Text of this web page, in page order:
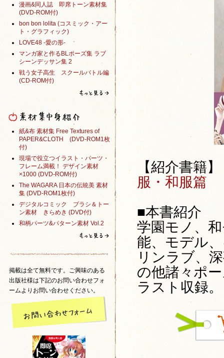
漫画&同人誌 即席トーン素材集
(DVD-ROM付)
bon bon lolita (コスミック・アー
ト・グラフィック)
LOVE48 -愛の形-
マンガ家と作るBLポーズ集 ラブ
シーンデッサン集 2
戦う女子高生 スクールバトル編
(CD-ROM付)
紙&布 素材集 Free Textures of
PAPER&CLOTH (DVD-ROM1枚
付)
現場で役立つイラスト・パーツ・
フレーム満載！ デザイン素材
×1000 (DVD-ROM付)
The WAGARA 日本の伝統美 素材
集 (DVD-ROM1枚付)
デジタルコミック ブラシ＆トー
ン素材 きらめき (DVD付)
和柄パーツ&パターン素材 Vol.2
掲載は全て無料です。ご興味のある
出版社様は下記のお問い合わせフォ
ームよりお問い合わせください。
【紹介書籍
服・和服篇
■本書紹介
学園モノ、
能、モデル
リンラブ、
の他諸々ポ
ラスト収録。